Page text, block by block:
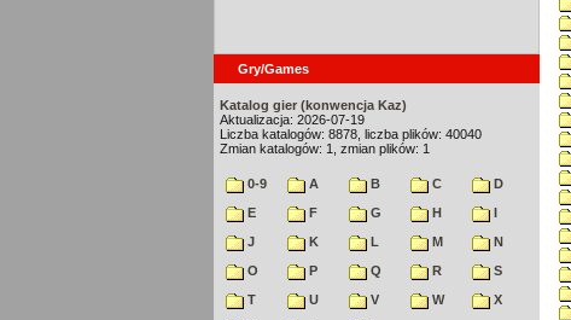
Gry/Games
Katalog gier (konwencja Kaz)
Aktualizacja: 2026-07-19
Liczba katalogów: 8878, liczba plików: 40040
Zmian katalogów: 1, zmian plików: 1
0-9 A B C
D
E
F G H
I
J
K L M
N
O
P Q R
S
T
U V W
X